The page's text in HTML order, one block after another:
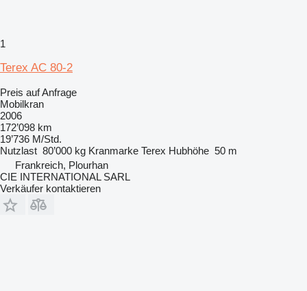
1
Terex AC 80-2
Preis auf Anfrage
Mobilkran
2006
172’098 km
19’736 M/Std.
Nutzlast 80’000 kg Kranmarke Terex Hubhöhe 50 m
Frankreich, Plourhan
CIE INTERNATIONAL SARL
Verkäufer kontaktieren